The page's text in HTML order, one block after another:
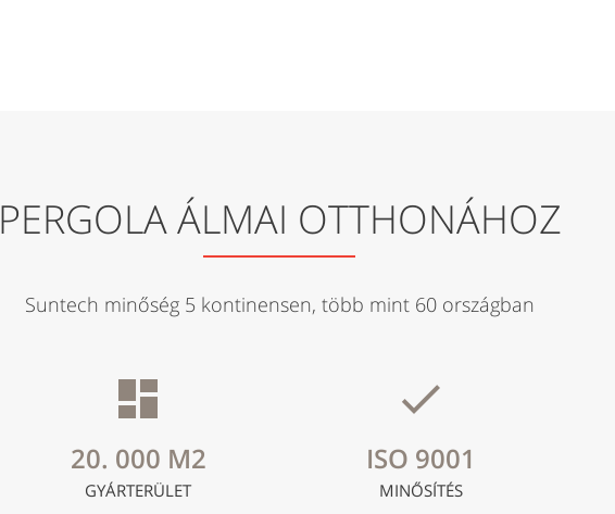
PERGOLA ÁLMAI OTTHONÁHOZ
Suntech minőség 5 kontinensen, több mint 60 országban

20. 000 M2
GYÁRTERÜLET

ISO 9001
MINŐSÍTÉS